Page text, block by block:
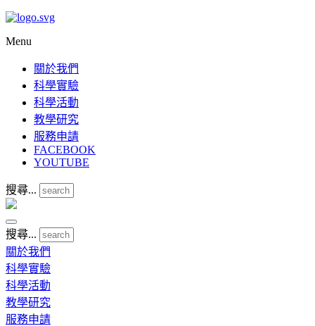
Menu
關於我們
科學實驗
科學活動
教學研究
服務申請
FACEBOOK
YOUTUBE
搜尋...
搜尋...
關於我們
科學實驗
科學活動
教學研究
服務申請